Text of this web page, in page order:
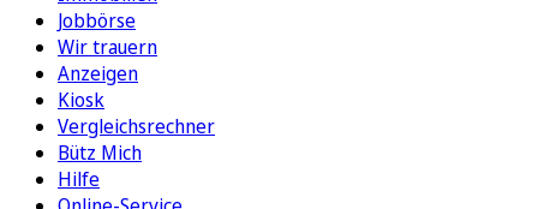
Jobbörse
Wir trauern
Anzeigen
Kiosk
Vergleichsrechner
Bütz Mich
Hilfe